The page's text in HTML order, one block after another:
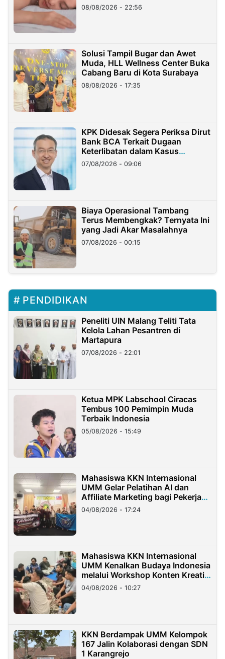
08/08/2026 - 22:56
Solusi Tampil Bugar dan Awet
Muda, HLL Wellness Center Buka
Cabang Baru di Kota Surabaya
08/08/2026 - 17:35
KPK Didesak Segera Periksa Dirut
Bank BCA Terkait Dugaan
Keterlibatan dalam Kasus
Hilangnya Dana Nasabah Rp2,58
Miliar
07/08/2026 - 09:06
Biaya Operasional Tambang
Terus Membengkak? Ternyata Ini
yang Jadi Akar Masalahnya
07/08/2026 - 00:15
PENDIDIKAN
Peneliti UIN Malang Teliti Tata
Kelola Lahan Pesantren di
Martapura
07/08/2026 - 22:01
Ketua MPK Labschool Ciracas
Tembus 100 Pemimpin Muda
Terbaik Indonesia
05/08/2026 - 15:49
Mahasiswa KKN Internasional
UMM Gelar Pelatihan AI dan
Affiliate Marketing bagi Pekerja
Migran Indonesia di Taiwan
04/08/2026 - 17:24
Mahasiswa KKN Internasional
UMM Kenalkan Budaya Indonesia
melalui Workshop Konten Kreatif
di Taiwan
04/08/2026 - 10:27
KKN Berdampak UMM Kelompok
167 Jalin Kolaborasi dengan SDN
1 Karangrejo